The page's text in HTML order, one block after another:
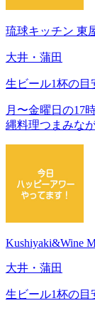
琉球キッチン 東
大井・蒲田
生ビール1杯の目
月〜金曜日の17
縄料理つまみな
Kushiyaki&Wine
大井・蒲田
生ビール1杯の目